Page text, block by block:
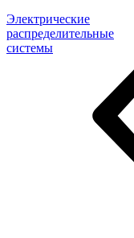
Электрические
распределительные
системы